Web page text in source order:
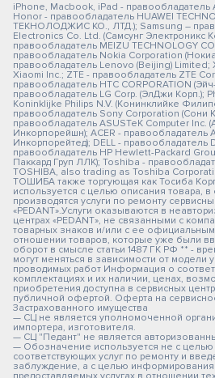
iPhone, Macbook, iPad - правообладатель
Honor - правообладатель HUAWEI
ТЕКНОЛОДЖИС КО., ЛТД.); Samsung –
Electronics Co. Ltd. (Самсунг Электроникс
правообладатель MEIZU TECHNOLOGY
правообладатель Nokia Corporation
правообладатель Lenovo (Beijing) Limited;
Xiaomi Inc.; ZTE - правообладатель ZTE
правообладатель HTC CORPORATION
правообладатель LG Corp. (ЭлДжи Корп.);
Koninklijke Philips N.V. (Конинклийке
правообладатель Sony Corporation (Сони
правообладатель ASUSTeK Computer Inc.
Инкорпорейшн); ACER - правообладатель
Инкорпорейтед); DELL - правообладатель
правообладатель HP Hewlett-Packard
Паккард Груп ЛЛК); Toshiba -
TOSHIBA, also trading as Toshiba
ТОШИБА также торгующая как Тосиба
используется с целью описания товара,
производятся услуги по ремонту
«PEDANT».Услуги оказываются в
центрах «PEDANT», не связанными с
товарных знаков и/или с ее
отношении товаров, которые уже были
оборот в смысле статьи 1487 ГК РФ ** -
могут меняться в зависимости от модели
проводимых работ Информация о
комплектациях и их наличии, ценах,
приобретения доступна в сервисных
публичной офертой. Оферта на
Застрахованного имущества
— СЦ не является уполномоченной
импортера, изготовителя.
— СЦ "Педант" не является
— Обозначение используется не с целью
соответствующих услуг по ремонту и
заблуждение, а с целью